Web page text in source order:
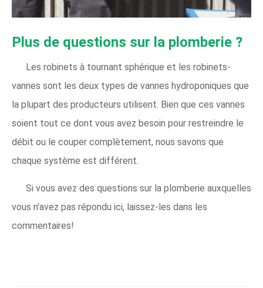
Plus de questions sur la plomberie ?
Les robinets à tournant sphérique et les robinets-
vannes sont les deux types de vannes hydroponiques que
la plupart des producteurs utilisent. Bien que ces vannes
soient tout ce dont vous avez besoin pour restreindre le
débit ou le couper complètement, nous savons que
chaque système est différent.
Si vous avez des questions sur la plomberie auxquelles
vous n'avez pas répondu ici, laissez-les dans les
commentaires!